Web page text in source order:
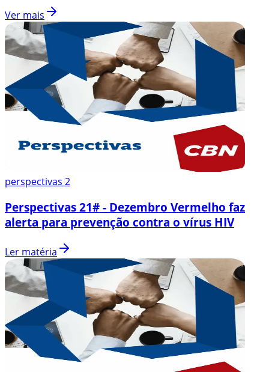
Ver mais
perspectivas 2
Perspectivas 21# - Dezembro Vermelho faz
alerta para prevenção contra o vírus HIV
Ler matéria